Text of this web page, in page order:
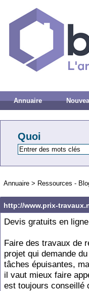
Annuaire
Quoi
Annuaire > Ressources -
http://www.prix-
Devis gratuits en
Faire des travaux de
projet qui demande
tâches épuisantes,
il vaut mieux faire
est toujours conseillé